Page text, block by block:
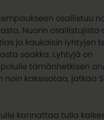
osallistuu
Nuorin osallistujista
ja kaukaisin lyhtyjen
saakka. Lyhtyjä on
tämänhetkisen
noin kaksisataa, jatkaa
kannattaa tulla